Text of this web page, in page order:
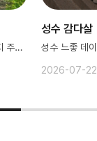
드라마 '이사통?' 촬영지 주변 명소
성수 감다살
2026-07-22